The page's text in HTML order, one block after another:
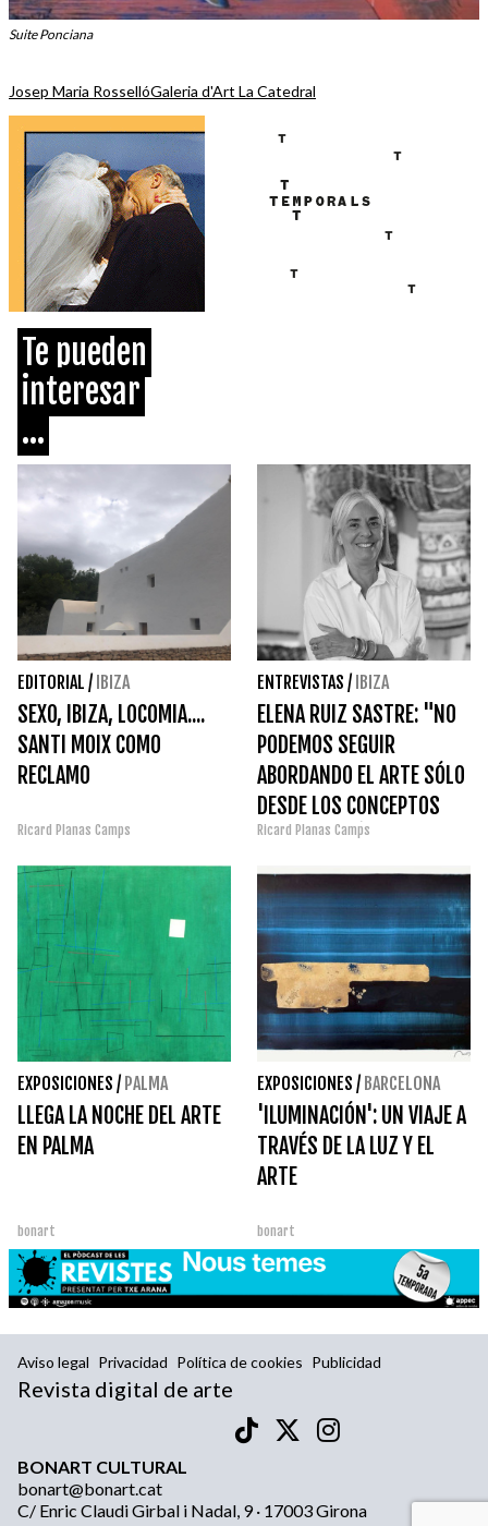
Suite Ponciana
Josep Maria RossellóGaleria d'Art La Catedral
Te pueden
interesar
...
EDITORIAL / IBIZA
SEXO, IBIZA, LOCOMIA....
SANTI MOIX COMO
RECLAMO
Ricard Planas Camps
ENTREVISTAS / IBIZA
ELENA RUIZ SASTRE: "NO
PODEMOS SEGUIR
ABORDANDO EL ARTE SÓLO
DESDE LOS CONCEPTOS
HISTORIOGRÁFICOS, ES UN
MENSAJE ABSOLUTAMENTE
INTELECTUAL"
Ricard Planas Camps
EXPOSICIONES / PALMA
LLEGA LA NOCHE DEL ARTE
EN PALMA
bonart
EXPOSICIONES / BARCELONA
'ILUMINACIÓN': UN VIAJE A
TRAVÉS DE LA LUZ Y EL
ARTE
bonart
Aviso legal Privacidad Política de cookies Publicidad
Revista digital de arte
BONART CULTURAL
bonart@bonart.cat
C/ Enric Claudi Girbal i Nadal, 9 · 17003 Girona